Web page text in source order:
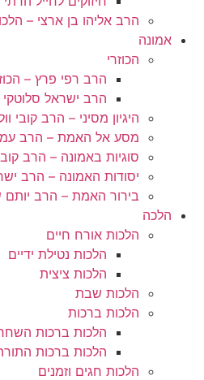
הרב אליהו בן ארצי –
אמונה
הכוזרי
הרב רפי פרץ –
הרב ישראל סלוטקי
היגיון מסיני – הרב קובי
מסע אל האמת – הרב
סוגיות באמונה – הרב
יסודות האמונה – הרב
בירור האמת – הרב יותם
הלכה
הלכות אורח חיים
הלכות נטילת ידיים
הלכות ציצית
הלכות שבת
הלכות ברכות
הלכות ברכות
הלכות ברכות
הלכות חגים וזמנים